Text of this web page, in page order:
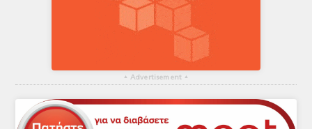
▴ Advertisement ▴